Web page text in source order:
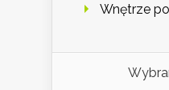
Wnętrze